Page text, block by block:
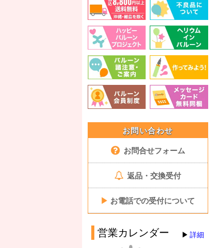
お問い合わせ
お問合せフォーム
返品・交換受付
▶ お電話での受付について
営業カレンダー 詳細